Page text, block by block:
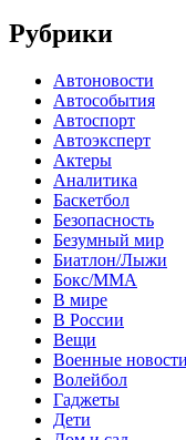
Рубрики
Автоновости
Автособытия
Автоспорт
Автоэксперт
Актеры
Аналитика
Баскетбол
Безопасность
Безумный мир
Биатлон/Лыжи
Бокс/MMA
В мире
В России
Вещи
Военные новости
Волейбол
Гаджеты
Дети